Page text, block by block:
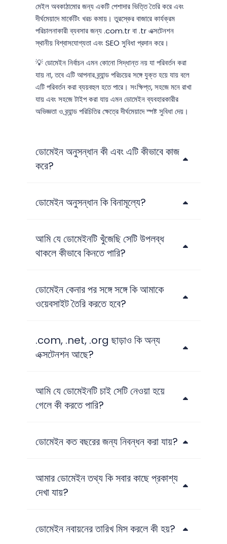
মেইল অবকাঠামোর জন্য একটি পেশাদার ভিত্তি তৈরি করে এবং
দীর্ঘমেয়াদে মার্কেটিং খরচ কমায়। তুরস্কের বাজারে কার্যক্রম
পরিচালনাকারী ব্যবসার জন্য .com.tr বা .tr এক্সটেনশন
স্থানীয় বিশ্বাসযোগ্যতা এবং SEO সুবিধা প্রদান করে।
💡 ডোমেইন নির্বাচন এমন কোনো সিদ্ধান্ত নয় যা পরিবর্তন করা
যায় না, তবে এটি আপনার ব্র্যান্ড পরিচয়ের সঙ্গে যুক্ত হয়ে যায় বলে
এটি পরিবর্তন করা ব্যয়বহুল হতে পারে। সংক্ষিপ্ত, সহজে মনে রাখা
যায় এবং সহজে টাইপ করা যায় এমন ডোমেইন ব্যবহারকারীর
অভিজ্ঞতা ও ব্র্যান্ড পরিচিতির ক্ষেত্রে দীর্ঘমেয়াদে স্পষ্ট সুবিধা দেয়।
ডোমেইন অনুসন্ধান কী এবং এটি কীভাবে কাজ
করে?
ডোমেইন অনুসন্ধান কি বিনামূল্যে?
আমি যে ডোমেইনটি খুঁজেছি সেটি উপলব্ধ
থাকলে কীভাবে কিনতে পারি?
ডোমেইন কেনার পর সঙ্গে সঙ্গে কি আমাকে
ওয়েবসাইট তৈরি করতে হবে?
.com, .net, .org ছাড়াও কি অন্য
এক্সটেনশন আছে?
আমি যে ডোমেইনটি চাই সেটি নেওয়া হয়ে
গেলে কী করতে পারি?
ডোমেইন কত বছরের জন্য নিবন্ধন করা যায়?
আমার ডোমেইন তথ্য কি সবার কাছে প্রকাশ্য
দেখা যায়?
ডোমেইন নবায়নের তারিখ মিস করলে কী হয়?